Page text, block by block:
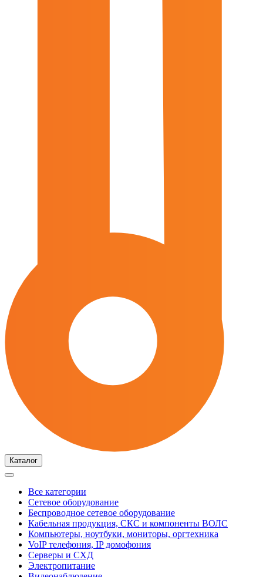
Каталог
Все категории
Сетевое оборудование
Беспроводное сетевое оборудование
Кабельная продукция, СКС и компоненты ВОЛС
Компьютеры, ноутбуки, мониторы, оргтехника
VoIP телефония, IP домофония
Серверы и СХД
Электропитание